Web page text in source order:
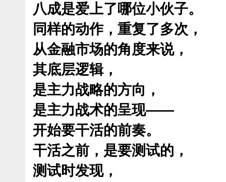
八成是爱上了哪位小伙子。
同样的动作，重复了多次，
从金融市场的角度来说，
其底层逻辑，
是主力战略的方向，
是主力战术的呈现——
开始要干活的前奏。
干活之前，是要测试的，
测试时发现，